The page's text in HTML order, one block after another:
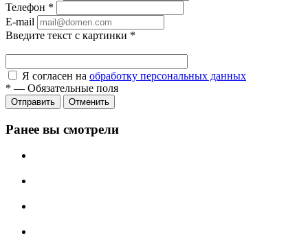
Телефон *
E-mail
Введите текст с картинки *
Я согласен на обработку персональных данных
* — Обязательные поля
Отправить Отменить
Ранее вы смотрели